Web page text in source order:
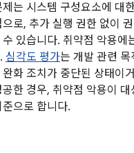
는 시스템 구성요소에 대
로, 추가 실행 권한 없이
있습니다. 취약점 악용에
심각도 평가는 개발 관련 목
화 조치가 중단된 상태이
한 경우, 취약점 악용이
으로 합니다.